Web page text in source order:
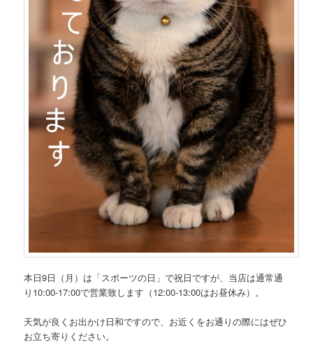
本日9日（月）は「スポーツの日」で祝日ですが、当店は通常通
り10:00-17:00で営業致します（12:00-13:00はお昼休み）。
天気が良くお出かけ日和ですので、お近くをお通りの際にはぜひ
お立ち寄りください。